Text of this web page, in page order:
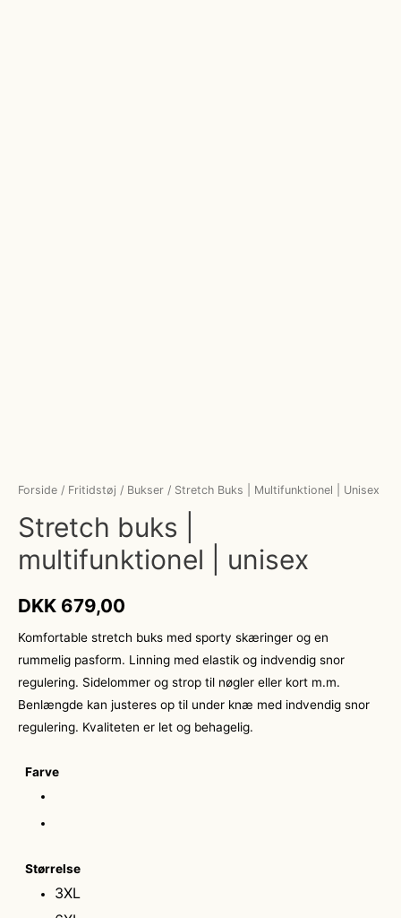
Forside / Fritidstøj / Bukser / Stretch Buks | Multifunktionel | Unisex
Stretch buks |
multifunktionel | unisex
DKK 679,00
Komfortable stretch buks med sporty skæringer og en
rummelig pasform. Linning med elastik og indvendig snor
regulering. Sidelommer og strop til nøgler eller kort m.m.
Benlængde kan justeres op til under knæ med indvendig snor
regulering. Kvaliteten er let og behagelig.
Farve
Størrelse
3XL